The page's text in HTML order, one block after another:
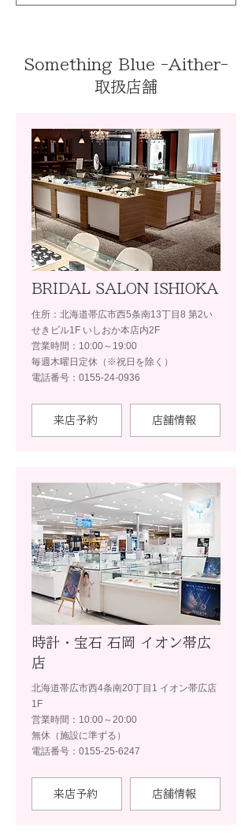
Something Blue -Aither-
取扱店舗
BRIDAL SALON ISHIOKA
住所：北海道帯広市西5条南13丁目8 第2い
せきビル1F いしおか本店内2F
営業時間：10:00～19:00
毎週木曜日定休（※祝日を除く）
電話番号：0155-24-0936
来店予約 店舗情報
時計・宝石 石岡 イオン帯広
店
北海道帯広市西4条南20丁目1 イオン帯広店
1F
営業時間：10:00～20:00
無休（施設に準ずる）
電話番号：0155-25-6247
来店予約 店舗情報